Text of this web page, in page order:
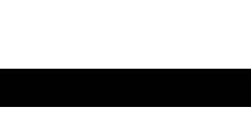
Últimas noticias publicadas